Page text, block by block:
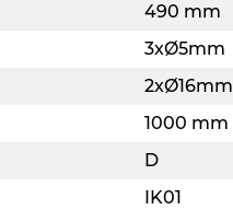
490 mm
3xØ5mm
2xØ16mm
1000 mm
D
IK01